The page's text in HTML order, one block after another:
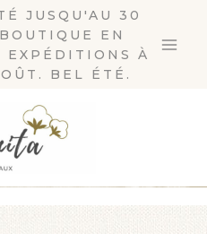
JUSQU'AU 30
EN
EXPÉDITIONS À
BEL ÉTÉ.